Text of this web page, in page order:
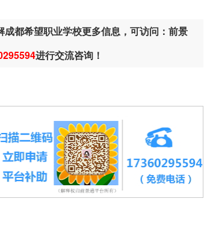
都希望职业学校更多信息，可访问：前景
进行交流咨询！